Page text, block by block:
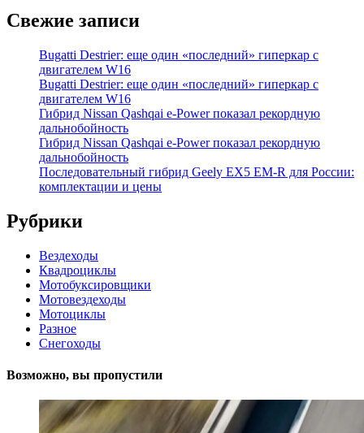
Свежие записи
Bugatti Destrier: еще один «последний» гиперкар с
двигателем W16
Bugatti Destrier: еще один «последний» гиперкар с
двигателем W16
Гибрид Nissan Qashqai e-Power показал рекордную
дальнобойность
Гибрид Nissan Qashqai e-Power показал рекордную
дальнобойность
Последовательный гибрид Geely EX5 EM-R для России:
комплектации и цены
Рубрики
Вездеходы
Квадроциклы
Мотобуксировщики
Мотовездеходы
Мотоциклы
Разное
Снегоходы
Возможно, вы пропустили